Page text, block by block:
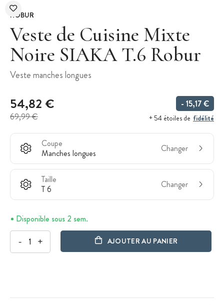
ROBUR
Veste de Cuisine Mixte
Noire SIAKA T.6 Robur
Veste manches longues
54,82 €
69,99 €
- 15,17 €
+ 54 étoiles de fidélité
Coupe
Manches longues
Changer
Taille
T 6
Changer
Disponible sous 2 sem.
- + AJOUTER AU PANIER